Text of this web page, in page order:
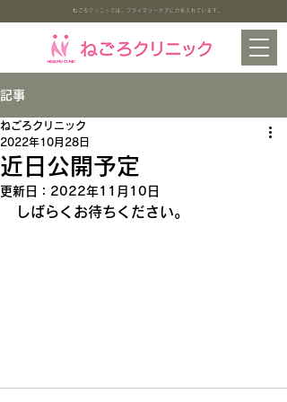
ねごろクリニックは、 プライマリーケア に力を入れています。
記事
近日公開予定
​ねごろクリニック
2022年10月28日
更新日： 2022年11月10日
しばらくお待ちください。